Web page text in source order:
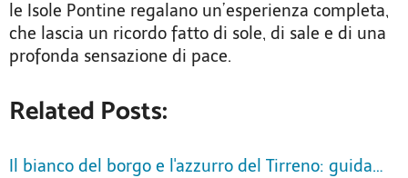
le Isole Pontine regalano un’esperienza completa,
che lascia un ricordo fatto di sole, di sale e di una
profonda sensazione di pace.
Related Posts:
Il bianco del borgo e l'azzurro del Tirreno: guida…